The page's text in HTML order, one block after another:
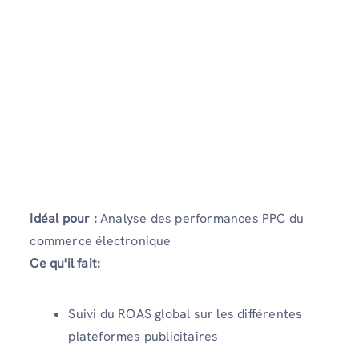
Idéal pour :Analyse des performances PPC du
commerce électronique
Ce qu'il fait:
Suivi du ROAS global sur les différentes
plateformes publicitaires